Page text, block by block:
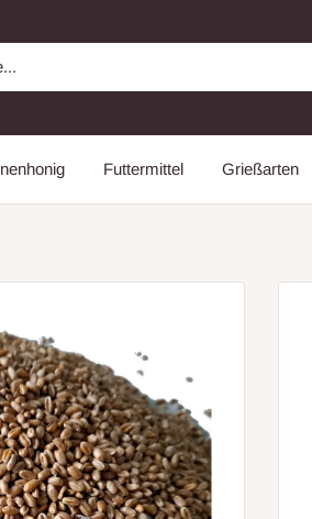
Futtermittel Grießarten